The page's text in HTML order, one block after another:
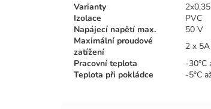
Varianty
Izolace
PVC
Napájecí napětí max.
50 V
Maximální proudové
zatížení
2 x 5A
Pracovní teplota
-30°C
Teplota při pokládce
-5°C